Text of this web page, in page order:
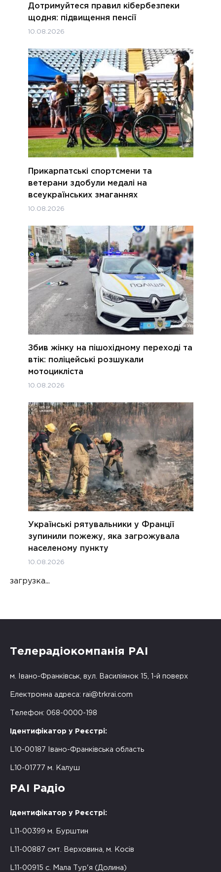
Дотримуйтеся правил кібербезпеки
щодня: підвищення пенсії
10.08.2026
Прикарпатські спортсмени та
ветерани здобули медалі на
всеукраїнських змаганнях
10.08.2026
Збив жінку на пішохідному переході та
втік: поліцейські розшукали
мотоцикліста
10.08.2026
Українські рятувальники у Франції
зупинили пожежу, яка загрожувала
населеному пункту
10.08.2026
загрузка...
Телерадіокомпанія РАІ
м. Івано-Франківськ, вул. Василіянок 15, 1-й поверх
Електронна адреса: rai@trkrai.com
Телефон: 068-0000-198
Ідентифікатор у Реєстрі:
L10-00187 Івано-Франківська область
L10-01777 м. Калуш
РАІ Радіо
Ідентифікатор у Реєстрі:
L11-00399 м. Бурштин
L11-00887 смт. Верховина, м. Косів
L11-00915 с. Мала Тур'я (Долина)